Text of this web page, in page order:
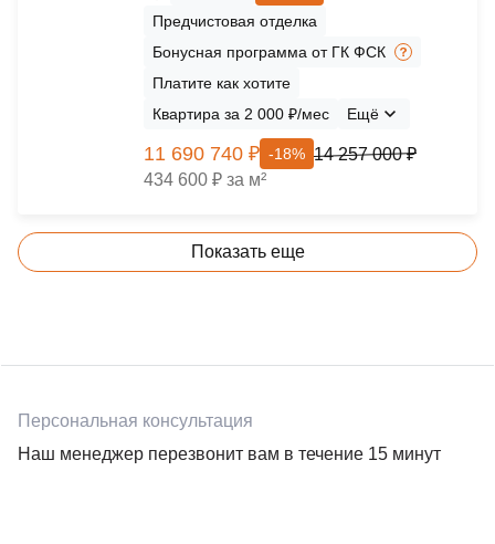
Предчистовая отделка
Бонусная программа от ГК ФСК
Платите как хотите
Квартира за 2 000 ₽/мес
Ещё
11 690 740 ₽ -18% 14 257 000 ₽
434 600 ₽ за м²
Показать еще
Персональная консультация
Наш менеджер перезвонит вам в течение 15 минут